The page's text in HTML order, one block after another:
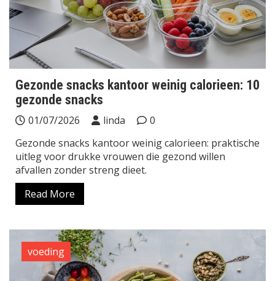
Gezonde snacks kantoor weinig calorieen: 10
gezonde snacks
01/07/2026 linda
0
Gezonde snacks kantoor weinig calorieen: praktische
uitleg voor drukke vrouwen die gezond willen
afvallen zonder streng dieet.
Read More
voeding